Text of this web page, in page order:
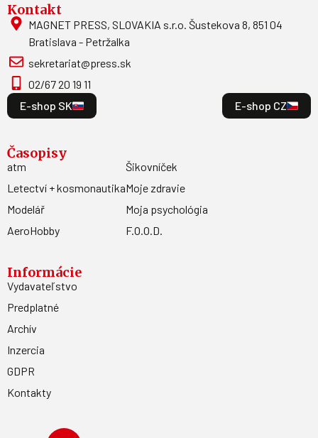
Kontakt
MAGNET PRESS, SLOVAKIA s.r.o. Šustekova 8, 851 04
Bratislava - Petržalka
sekretariat@press.sk
02/67 20 19 11
E-shop SK
E-shop CZ
Časopisy
atm
Letectví + kosmonautika
Modelář
AeroHobby
Šikovníček
Moje zdravie
Moja psychológia
F.O.O.D.
Informácie
Vydavateľstvo
Predplatné
Archív
Inzercia
GDPR
Kontakty